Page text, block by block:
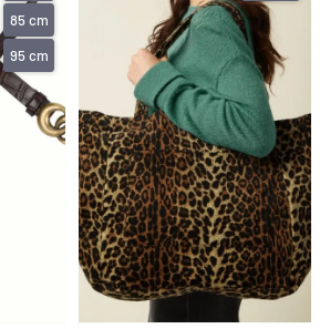
85 cm
95 cm